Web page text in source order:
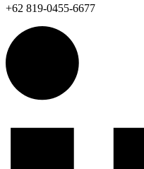
+62 819-0455-6677